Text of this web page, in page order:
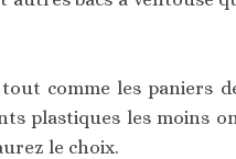
comme les paniers
plastiques les moins
le choix.